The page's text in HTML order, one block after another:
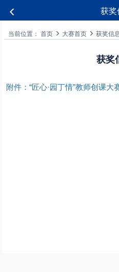
获奖
当前位置：首页 大赛首页 获奖信
获奖
附件：“匠心·园丁情”教师创课大